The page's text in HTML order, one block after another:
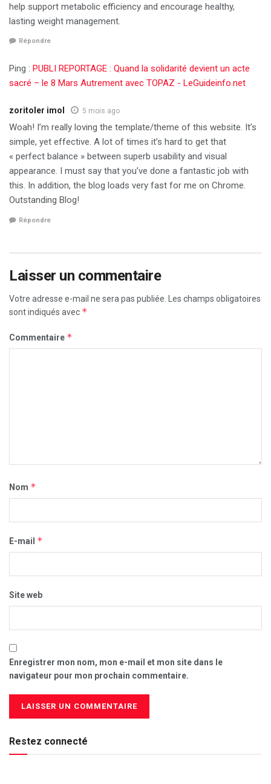
help support metabolic efficiency and encourage healthy,
lasting weight management.
Répondre
Ping : PUBLI REPORTAGE : Quand la solidarité devient un acte
sacré – le 8 Mars Autrement avec TOPAZ - LeGuideinfo.net
zoritoler imol 5 mois ago
Woah! I’m really loving the template/theme of this website. It’s
simple, yet effective. A lot of times it’s hard to get that
« perfect balance » between superb usability and visual
appearance. I must say that you’ve done a fantastic job with
this. In addition, the blog loads very fast for me on Chrome.
Outstanding Blog!
Répondre
Laisser un commentaire
Votre adresse e-mail ne sera pas publiée.
Les champs obligatoires
sont indiqués avec *
Commentaire *
Nom *
E-mail *
Site web
Enregistrer mon nom, mon e-mail et mon site dans le
navigateur pour mon prochain commentaire.
Restez connecté